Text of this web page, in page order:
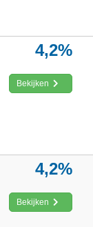
4,2%
Bekijken
4,2%
Bekijken